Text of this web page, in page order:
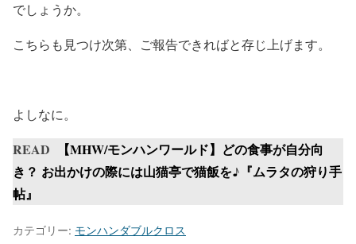
でしょうか。
こちらも見つけ次第、ご報告できればと存じ上げます。
よしなに。
READ
【MHW/モンハンワールド】どの食事が自分向
き？ お出かけの際には山猫亭で猫飯を♪『ムラタの狩り手
帖』
カテゴリー: モンハンダブルクロス